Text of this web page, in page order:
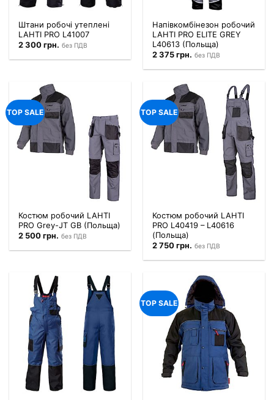
Штани робочі утеплені
LAHTI PRO L41007
2 300грн. без ПДВ
Напівкомбінезон робочий
LAHTI PRO ELITE GREY
L40613 (Польща)
2 375грн. без ПДВ
TOP SALE
Костюм робочий LAHTI
PRO Grey-JT GB (Польща)
2 500грн. без ПДВ
TOP SALE
Костюм робочий LAHTI
PRO L40419 – L40616
(Польща)
2 750грн. без ПДВ
TOP SALE